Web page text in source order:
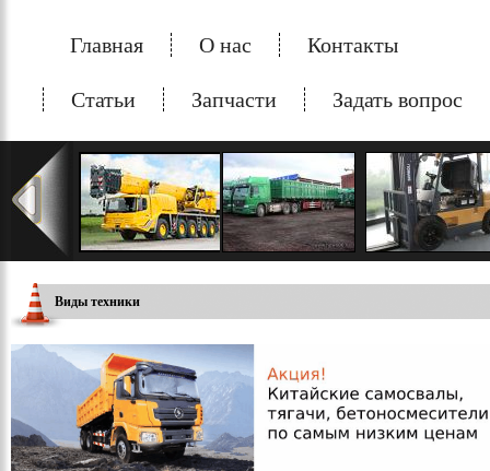
Главная О нас Контакты
Статьи Запчасти Задать вопрос
Виды техники